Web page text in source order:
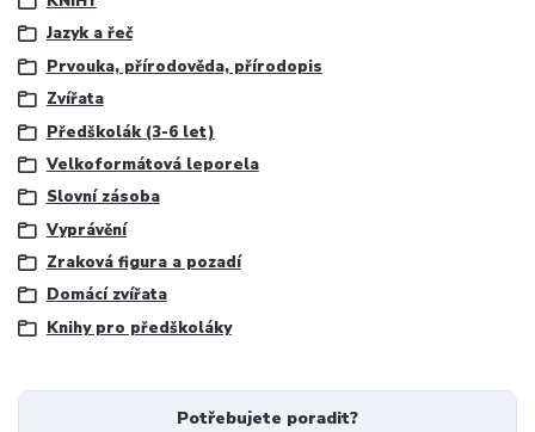
Jazyk a řeč
Prvouka, přírodověda, přírodopis
Zvířata
Předškolák (3-6 let)
Velkoformátová leporela
Slovní zásoba
Vyprávění
Zraková figura a pozadí
Domácí zvířata
Knihy pro předškoláky
Potřebujete poradit?